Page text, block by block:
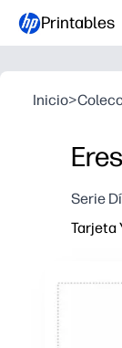
Printables
Inicio>
Serie
Tarjeta